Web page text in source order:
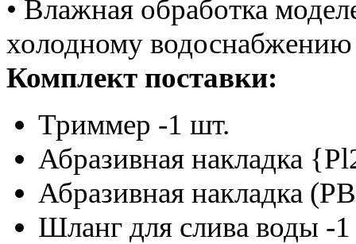
• Влажная обработка
холодному водоснабжению
Комплект поставки:
Триммер -1 шт.
Абразивная накладка
Абразивная накладка
Шланг для слива воды -